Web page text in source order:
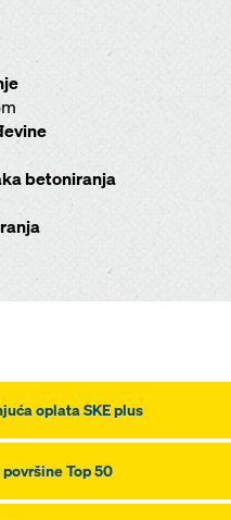
betoniranja
oplata SKE plus
Top 50